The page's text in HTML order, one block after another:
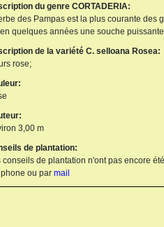
du genre CORTADERIA:
des Pampas est la plus courante des
quelques années une souche
de la variété C. selloana Rosea:
rose;
3,00 m
de plantation:
conseils de plantation n'ont pas encore
ou par mail